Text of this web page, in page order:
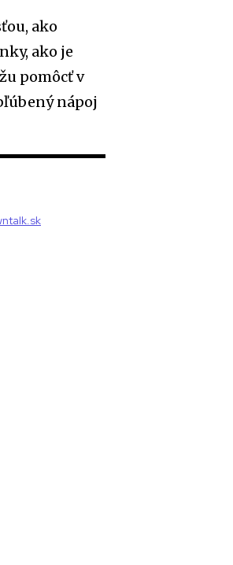
ako
ako je
pomôcť v
nápoj